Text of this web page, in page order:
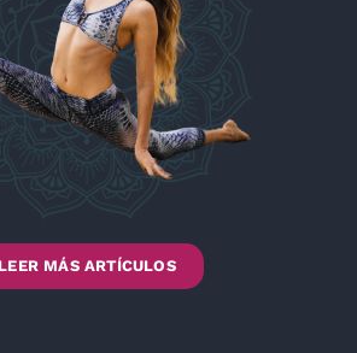
LEER MÁS ARTÍCULOS